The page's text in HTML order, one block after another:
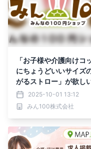
「お子様や介護向けコ
にちょうどいいサイズ
がるストロー」が欲し
消費者の声が集まって誕
生。消費者×メーカー×
ん100の共創開発全国
2025-10-01 13:12
みん100株式会社